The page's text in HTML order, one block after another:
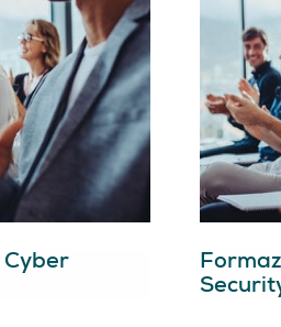
Cyber